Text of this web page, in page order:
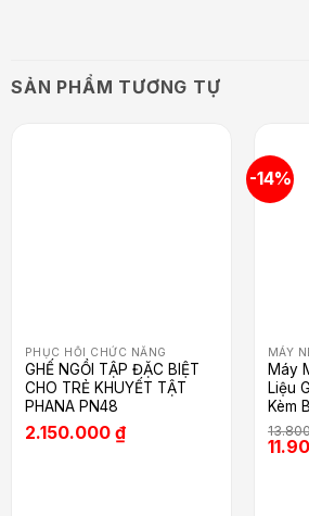
cá nhân
5kg rồi cuối cùng là tạ tay
sức chịu của tay. Không nên
SẢN PHẨM TƯƠNG TỰ
PHỤC HỒI CHỨC NĂNG
GHẾ NGỒI TẬP ĐẶC BIỆT
CHO TRẺ KHUYẾT TẬT
PHANA PN48
2.150.000 ₫
-14%
MÁY
Máy
Liệu
Kèm